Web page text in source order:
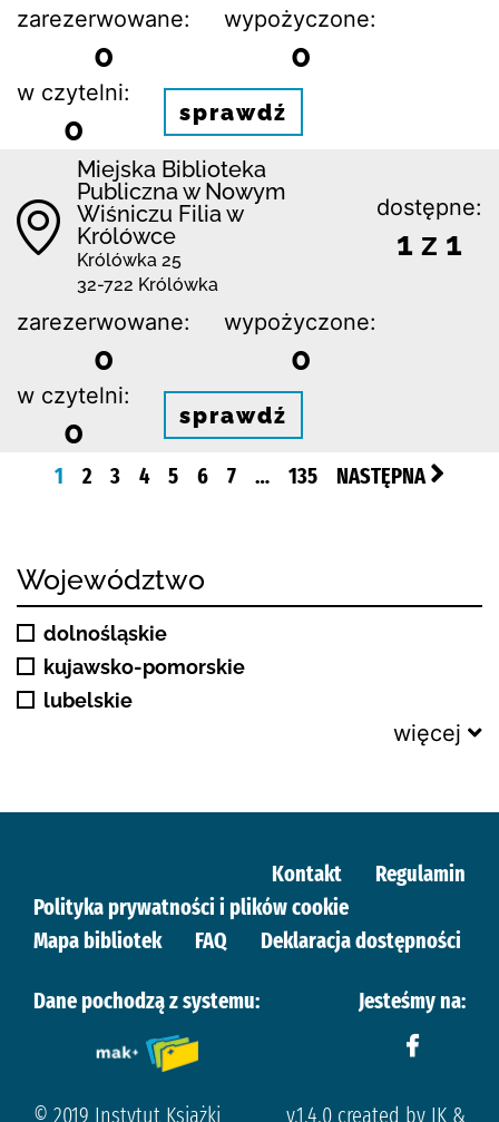
zarezerwowane:
0
wypożyczone:
0
w czytelni:
0 sprawdź
Miejska Biblioteka
Publiczna w Nowym
Wiśniczu Filia w
Królówce
Królówka 25
32-722 Królówka
dostępne:
1 z 1
zarezerwowane:
0
wypożyczone:
0
w czytelni:
0 sprawdź
1 2 3 4 5 6 7 … 135 NASTĘPNA
Województwo
dolnośląskie
kujawsko-pomorskie
lubelskie
więcej
Kontakt
Regulamin
Polityka prywatności i plików cookie
Mapa bibliotek
FAQ Deklaracja dostępności
Dane pochodzą z systemu: Jesteśmy na:
© 2019 Instytut Książki v.1.4.0 created by IK &